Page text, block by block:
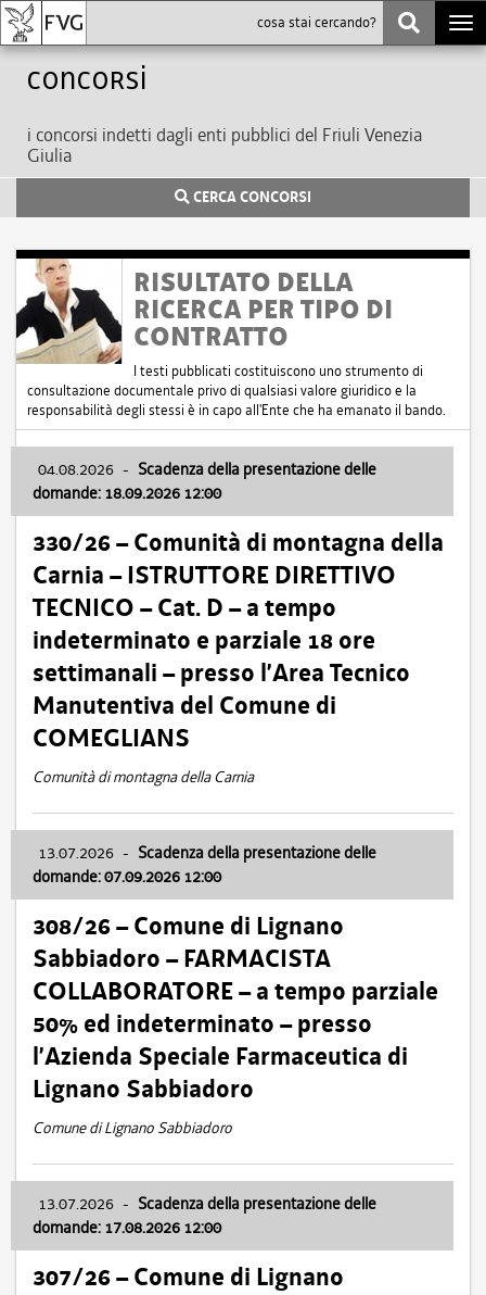
Concorsi
i concorsi indetti dagli enti pubblici del Friuli Venezia
Giulia
CERCA CONCORSI
RISULTATO DELLA
RICERCA PER TIPO DI
CONTRATTO
I testi pubblicati costituiscono uno strumento di
consultazione documentale privo di qualsiasi valore giuridico e la
responsabilità degli stessi è in capo all'Ente che ha emanato il bando.
04.08.2026 - Scadenza della presentazione delle
domande: 18.09.2026 12:00
330/26 – Comunità di montagna della
Carnia – ISTRUTTORE DIRETTIVO
TECNICO – Cat. D – a tempo
indeterminato e parziale 18 ore
settimanali – presso l’Area Tecnico
Manutentiva del Comune di
COMEGLIANS
Comunità di montagna della Carnia
13.07.2026 - Scadenza della presentazione delle
domande: 07.09.2026 12:00
308/26 – Comune di Lignano
Sabbiadoro – FARMACISTA
COLLABORATORE – a tempo parziale
50% ed indeterminato – presso
l’Azienda Speciale Farmaceutica di
Lignano Sabbiadoro
Comune di Lignano Sabbiadoro
13.07.2026 - Scadenza della presentazione delle
domande: 17.08.2026 12:00
307/26 – Comune di Lignano